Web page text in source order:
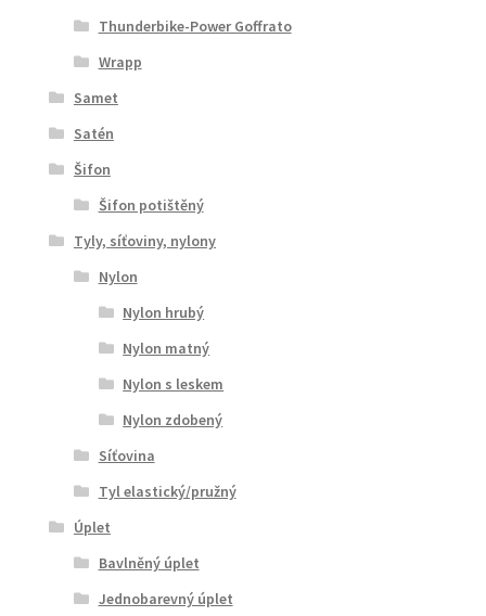
Thunderbike-Power Goffrato
Wrapp
Samet
Satén
Šifon
Šifon potištěný
Tyly, síťoviny, nylony
Nylon
Nylon hrubý
Nylon matný
Nylon s leskem
Nylon zdobený
Síťovina
Tyl elastický/pružný
Úplet
Bavlněný úplet
Jednobarevný úplet